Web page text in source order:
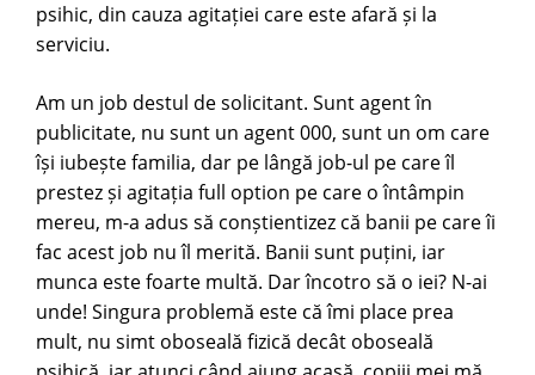
psihic, din cauza agitației care este afară și la
serviciu.
Am un job destul de solicitant. Sunt agent în
publicitate, nu sunt un agent 000, sunt un om care
își iubește familia, dar pe lângă job-ul pe care îl
prestez și agitația full option pe care o întâmpin
mereu, m-a adus să conștientizez că banii pe care îi
fac acest job nu îl merită. Banii sunt puțini, iar
munca este foarte multă. Dar încotro să o iei? N-ai
unde! Singura problemă este că îmi place prea
mult, nu simt oboseală fizică decât oboseală